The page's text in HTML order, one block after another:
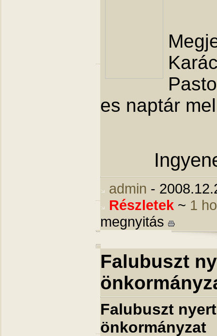
es naptár
admin -
Részletek ~ 1
megnyitás
Falubuszt
Falubuszt
önkormányzat